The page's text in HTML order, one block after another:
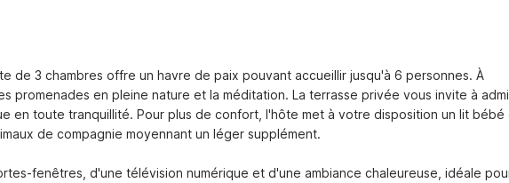
de 3 chambres offre un havre de paix pouvant accueillir jusqu'à 6 personnes. À
promenades en pleine nature et la méditation. La terrasse privée vous invite à
en toute tranquillité. Pour plus de confort, l'hôte met à votre disposition un lit bébé
de compagnie moyennant un léger supplément.
fenêtres, d'une télévision numérique et d'une ambiance chaleureuse, idéale